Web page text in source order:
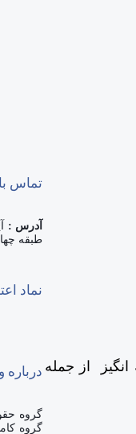
از جمله
تماس
آدرس :
طبقه چهارم، واحد
نماد
درباره
گروه